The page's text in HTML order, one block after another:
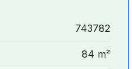
743782
84 m²